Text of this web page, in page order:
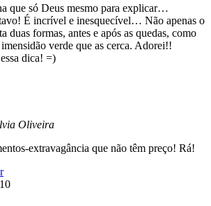
que só Deus mesmo para explicar…
É incrível e inesquecível… Não apenas o
duas formas, antes e após as quedas, como
verde que as cerca. Adorei!!
dica! =)
Oliveira
extravagância que não têm preço! Rá!